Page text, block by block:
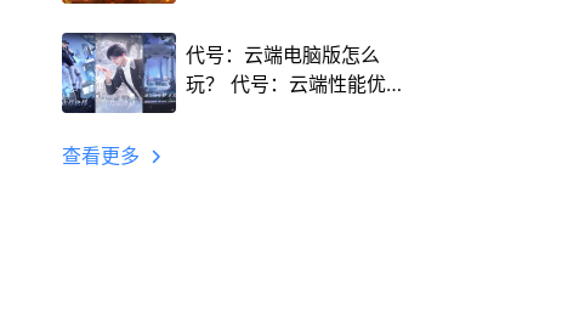
代号：云端电脑版怎么
玩？ 代号：云端性能优
查看更多